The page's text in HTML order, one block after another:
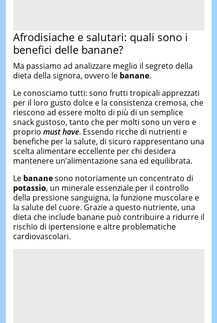
Afrodisiache e salutari: quali sono i
benefici delle banane?
Ma passiamo ad analizzare meglio il segreto della
dieta della signora, ovvero le banane.
Le conosciamo tutti: sono frutti tropicali apprezzati
per il loro gusto dolce e la consistenza cremosa, che
riescono ad essere molto di più di un semplice
snack gustoso, tanto che per molti sono un vero e
proprio must have. Essendo ricche di nutrienti e
benefiche per la salute, di sicuro rappresentano una
scelta alimentare eccellente per chi desidera
mantenere un’alimentazione sana ed equilibrata.
Le bananesono notoriamente un concentrato di
potassio, un minerale essenziale per il controllo
della pressione sanguigna, la funzione muscolare e
la salute del cuore. Grazie a questo nutriente, una
dieta che include banane può contribuire a ridurre il
rischio di ipertensione e altre problematiche
cardiovascolari.